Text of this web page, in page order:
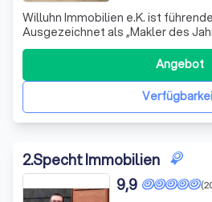
Willuhn Immobilien e.K. ist
Ausgezeichnet als „Makler des
ImmoScout24) und
Kundenzufriedenheit laut German
Angebot
2.Specht Immobilien
9,9